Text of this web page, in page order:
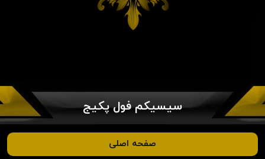
سیسیکم فول پکیج
صفحه اصلی